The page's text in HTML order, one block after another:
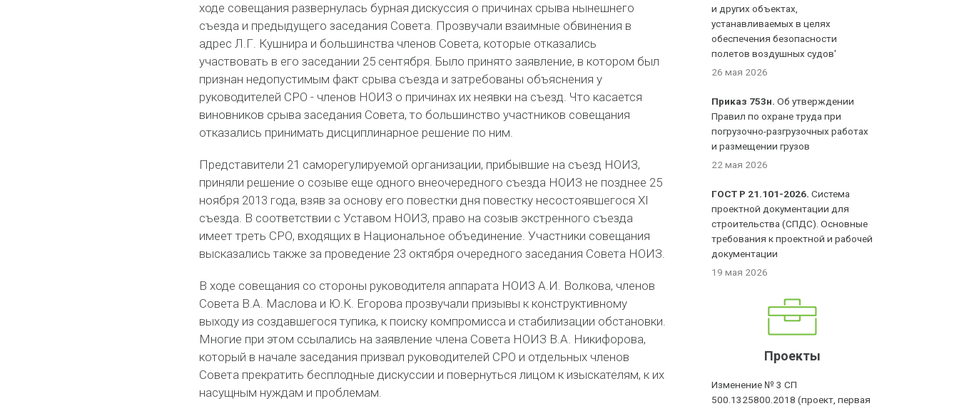
ходе совещания развернулась бурная дискуссия о причинах срыва нынешнего
съезда и предыдущего заседания Совета. Прозвучали взаимные обвинения в
адрес Л.Г. Кушнира и большинства членов Совета, которые отказались
участвовать в его заседании 25 сентября. Было принято заявление, в котором был
признан недопустимым факт срыва съезда и затребованы объяснения у
руководителей СРО - членов НОИЗ о причинах их неявки на съезд. Что касается
виновников срыва заседания Совета, то большинство участников совещания
отказались принимать дисциплинарное решение по ним.
Представители 21 саморегулируемой организации, прибывшие на съезд НОИЗ,
приняли решение о созыве еще одного внеочередного съезда НОИЗ не позднее 25
ноября 2013 года, взяв за основу его повестки дня повестку несостоявшегося ХI
съезда. В соответствии с Уставом НОИЗ, право на созыв экстренного съезда
имеет треть СРО, входящих в Национальное объединение. Участники совещания
высказались также за проведение 23 октября очередного заседания Совета НОИЗ.
В ходе совещания со стороны руководителя аппарата НОИЗ А.И. Волкова, членов
Совета В.А. Маслова и Ю.К. Егорова прозвучали призывы к конструктивному
выходу из создавшегося тупика, к поиску компромисса и стабилизации обстановки.
Многие при этом ссылались на заявление члена Совета НОИЗ В.А. Никифорова,
который в начале заседания призвал руководителей СРО и отдельных членов
Совета прекратить бесплодные дискуссии и повернуться лицом к изыскателям, к их
насущным нуждам и проблемам.
и других объектах,
устанавливаемых в целях
обеспечения безопасности
полетов воздушных судов'
26 мая 2026
Приказ 753н. Об утверждении
Правил по охране труда при
погрузочно-разгрузочных работах
и размещении грузов
22 мая 2026
ГОСТ Р 21.101-2026. Система
проектной документации для
строительства (СПДС). Основные
требования к проектной и рабочей
документации
19 мая 2026
Проекты
Изменение № 3 СП
500.1325800.2018 (проект, первая